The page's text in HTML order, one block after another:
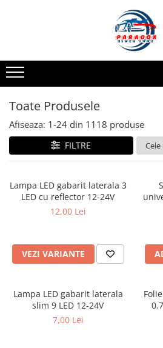
ACCESORII AUTO
Abtibild / Sticker Auto
Baby on Board
Limitare de viteza
Semn incepator
Accesorii Curatare Auto
Accesorii Sezon Rece
Banda Reflectorizanta
Brelocuri Auto Metalice Chei
Capace Prezoane
Toate Produsele
Afiseaza: 1-24 din 1118 produse
FILTRE
Lampa LED gabarit laterala 3
LED cu reflector 12-24V
12,00 Lei
VEZI VARIANTE
Lampa LED gabarit laterala
slim 9 LED 12-24V
7,00 Lei